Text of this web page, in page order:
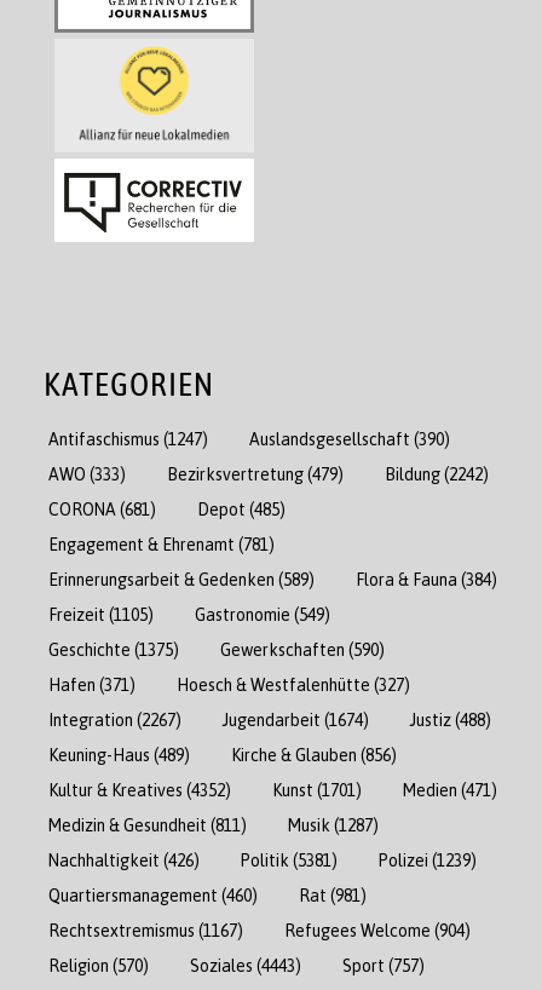
KATEGORIEN
Antifaschismus (1247) Auslandsgesellschaft (390)
AWO (333) Bezirksvertretung(479) Bildung(2242)
CORONA (681) Depot (485)
Engagement & Ehrenamt (781)
Erinnerungsarbeit & Gedenken (589) Flora & Fauna (384)
Freizeit (1105) Gastronomie (549)
Geschichte (1375) Gewerkschaften (590)
Hafen (371) Hoesch & Westfalenhütte (327)
Integration (2267) Jugendarbeit (1674) Justiz(488)
Keuning-Haus (489) Kirche & Glauben (856)
Kultur & Kreatives (4352) Kunst (1701) Medien (471)
Medizin & Gesundheit (811) Musik (1287)
Nachhaltigkeit (426) Politik (5381) Polizei (1239)
Quartiersmanagement (460) Rat (981)
Rechtsextremismus (1167) Refugees Welcome (904)
Religion (570) Soziales (4443) Sport (757)